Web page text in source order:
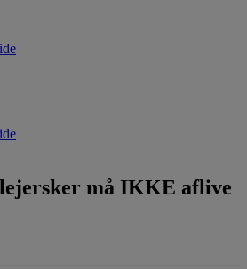
må IKKE aflive